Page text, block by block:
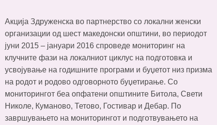
Акција Здруженска во партнерство со локални женски
организации од шест македонски општини, во периодот
јуни 2015 – јануари 2016 спроведе мониторинг на
клучните фази на локалниот циклус на подготовка и
усвојување на годишните програми и буџетот низ призма
на родот и родово одговорното буџетирање. Со
мониторингот беа опфатени општините Битола, Свети
Николе, Куманово, Тетово, Гостивар и Дебар. По
завршувањето на мониторингот и подготвувањето на